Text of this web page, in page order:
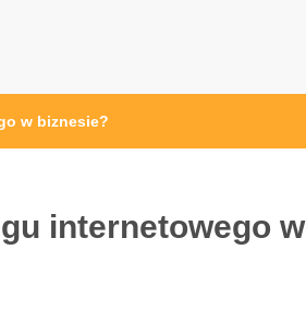
w biznesie?
internetowego w